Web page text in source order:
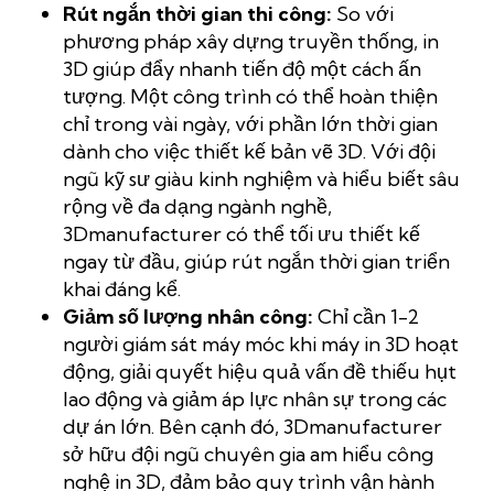
Rút ngắn thời gian thi công: So với
phương pháp xây dựng truyền thống, in
3D giúp đẩy nhanh tiến độ một cách ấn
tượng. Một công trình có thể hoàn thiện
chỉ trong vài ngày, với phần lớn thời gian
dành cho việc thiết kế bản vẽ 3D. Với đội
ngũ kỹ sư giàu kinh nghiệm và hiểu biết sâu
rộng về đa dạng ngành nghề,
3Dmanufacturer có thể tối ưu thiết kế
ngay từ đầu, giúp rút ngắn thời gian triển
khai đáng kể.
Giảm số lượng nhân công: Chỉ cần 1-2
người giám sát máy móc khi máy in 3D hoạt
động, giải quyết hiệu quả vấn đề thiếu hụt
lao động và giảm áp lực nhân sự trong các
dự án lớn. Bên cạnh đó, 3Dmanufacturer
sở hữu đội ngũ chuyên gia am hiểu công
nghệ in 3D, đảm bảo quy trình vận hành